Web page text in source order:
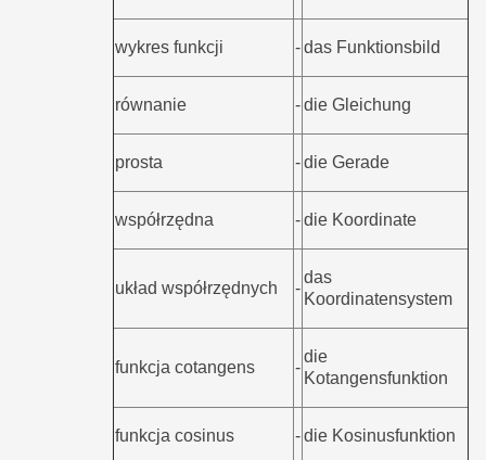
wykres funkcji -das Funktionsbild
równanie -die Gleichung
prosta -die Gerade
współrzędna -die Koordinate
układ współrzędnych -
das
Koordinatensystem
funkcja cotangens -
die
Kotangensfunktion
funkcja cosinus -die Kosinusfunktion